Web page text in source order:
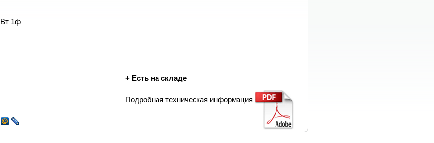
1ф
+Есть на складе
Подробная техническая информация